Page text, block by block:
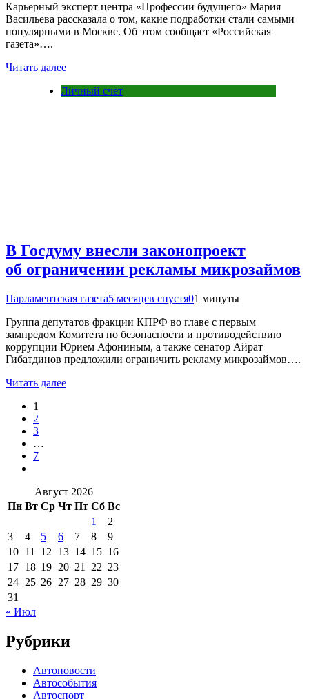
Карьерный эксперт центра «Профессии будущего» Мария
Васильева рассказала о том, какие подработки стали самыми
популярными в Москве. Об этом сообщает «Российская
газета»….
Читать далее
Личный счет
В Госдуму внесли законопроект
об ограничении рекламы микрозаймов
Парламентская газета5 месяцев спустя01 минуты
Группа депутатов фракции КПРФ во главе с первым
зампредом Комитета по безопасности и противодействию
коррупции Юрием Афониным, а также сенатор Айрат
Гибатдинов предложили ограничить рекламу микрозаймов….
Читать далее
1
2
3
…
7
Август 2026
Пн Вт Ср Чт Пт Сб Вс
1
2
3
4 5 6 7 8
9
10 11 12 13 14 15 16
17 18 19 20 21 22 23
24 25 26 27 28 29 30
31
« Июл
Рубрики
Автоновости
Автособытия
Автоспорт